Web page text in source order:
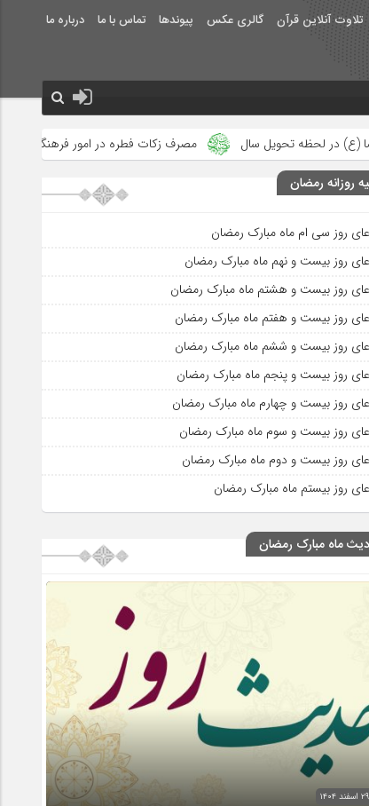
تلاوت آنلاین قرآن گالری عکس پیوندها تماس با ما درباره ما
مصرف زکات فطره در امور فرهنگی جلوه‌های بزرگ نصرت
روزانه رمضان
روز سی ام ماه مبارک رمضان
روز بیست و نهم ماه مبارک رمضان
روز بیست و هشتم ماه مبارک رمضان
روز بیست و هفتم ماه مبارک رمضان
روز بیست و ششم ماه مبارک رمضان
روز بیست و پنجم ماه مبارک رمضان
روز بیست و چهارم ماه مبارک رمضان
روز بیست و سوم ماه مبارک رمضان
روز بیست و دوم ماه مبارک رمضان
روز بیستم ماه مبارک رمضان
ماه مبارک رمضان